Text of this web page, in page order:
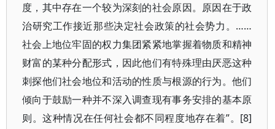
度，其中存在一个较为深刻的社会原因。原因在于政
治研究工作接近那些决定社会政策的社会势力。……
社会上地位牢固的权力集团紧紧地掌握着物质和精神
财富的某种分配形式，因此他们有特殊理由厌恶这种
刺探他们社会地位和活动的性质与根源的行为。他们
倾向于鼓励一种并不深入调查现有事务安排的基本原
则。这种情况在任何社会都不同程度地存在着”。[8]